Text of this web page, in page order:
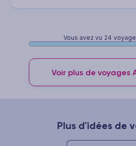
Vous avez vu 24
Voir plus de voyages
Plus d'idées de